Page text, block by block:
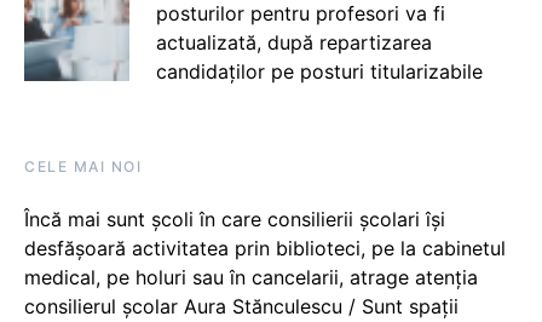
posturilor pentru profesori va fi
actualizată, după repartizarea
candidaților pe posturi titularizabile
CELE MAI NOI
Încă mai sunt școli în care consilierii școlari își
desfășoară activitatea prin biblioteci, pe la cabinetul
medical, pe holuri sau în cancelarii, atrage atenția
consilierul școlar Aura Stănculescu / Sunt spații